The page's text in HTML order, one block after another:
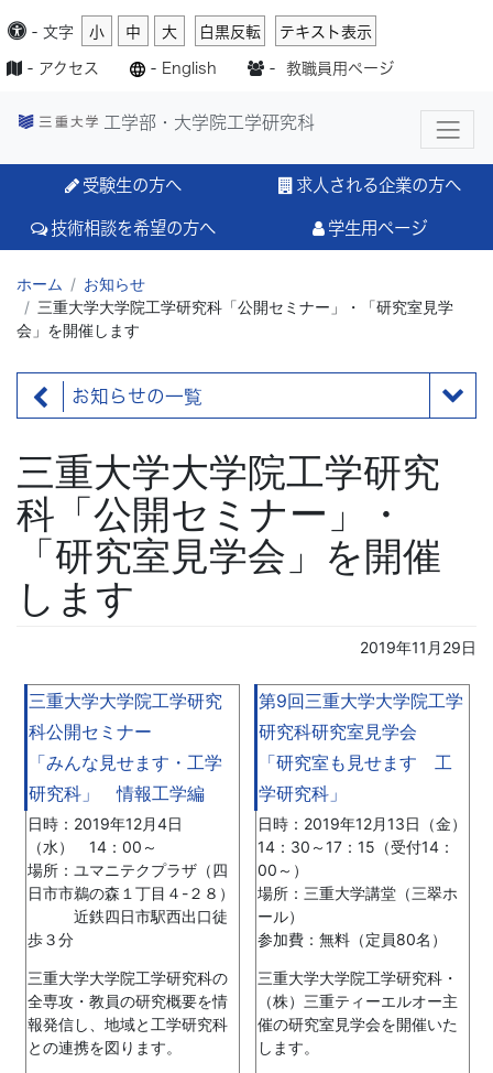
- 文字 小 中 大 白黒反転 テキスト表示
- アクセス - English - 教職員用ページ
工学部・大学院工学研究科
受験生の方へ 求人される企業の方へ
技術相談を希望の方へ 学生用ページ
ホーム
お知らせ
三重大学大学院工学研究科「公開セミナー」・「研究室見学
会」を開催します
お知らせの一覧
三重大学大学院工学研究
科「公開セミナー」・
「研究室見学会」を開催
します
2019年11月29日
三重大学大学院工学研究
科公開セミナー
「みんな見せます・工学
研究科」 情報工学編
日時：2019年12月4日
（水） 14：00～
場所：ユマニテクプラザ（四
日市市鵜の森１丁目４-２８）
近鉄四日市駅西出口徒
歩３分
三重大学大学院工学研究科の
全専攻・教員の研究概要を情
報発信し、地域と工学研究科
との連携を図ります。
第9回三重大学大学院工学
研究科研究室見学会
「研究室も見せます 工
学研究科」
日時：2019年12月13日（金）
14：30～17：15（受付14：
00～）
場所：三重大学講堂（三翠ホ
ール）
参加費：無料（定員80名）
三重大学大学院工学研究科・
（株）三重ティーエルオー主
催の研究室見学会を開催いた
します。